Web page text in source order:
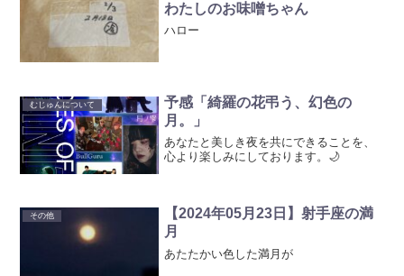
わたしのお味噌ちゃん
ハロー
むじゅんについて
予感「綺羅の花弔う、幻色の
月。」
あなたと美しき夜を共にできることを、
心より楽しみにしております。🌙
その他
【2024年05月23日】射手座の満
月
あたたかい色した満月が